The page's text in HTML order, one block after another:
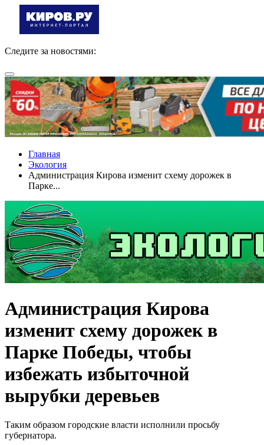
Следите за новостями:
Главная
Экология
Администрация Кирова изменит схему дорожек в
Парке...
Администрация Кирова
изменит схему дорожек в
Парке Победы, чтобы
избежать избыточной
вырубки деревьев
Таким образом городские власти исполнили просьбу
губернатора.